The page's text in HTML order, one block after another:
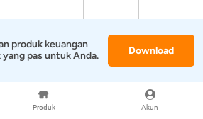
Produk Akun
2.21% 2.90%
produk keuangan
pas untuk Anda.
Download